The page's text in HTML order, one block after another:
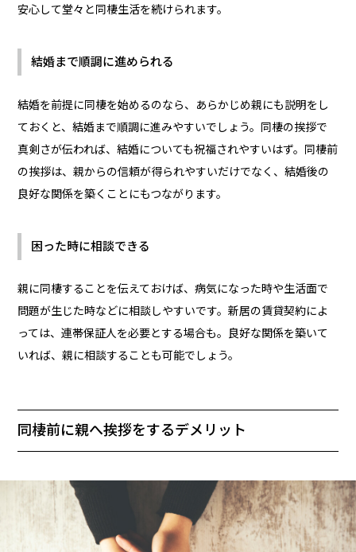
安心して堂々と同棲生活を続けられます。
結婚まで順調に進められる
結婚を前提に同棲を始めるのなら、あらかじめ親にも説明をし
ておくと、結婚まで順調に進みやすいでしょう。同棲の挨拶で
真剣さが伝われば、結婚についても祝福されやすいはず。同棲前
の挨拶は、親からの信頼が得られやすいだけでなく、結婚後の
良好な関係を築くことにもつながります。
困った時に相談できる
親に同棲することを伝えておけば、病気になった時や生活面で
問題が生じた時などに相談しやすいです。新居の賃貸契約によ
っては、連帯保証人を必要とする場合も。良好な関係を築いて
いれば、親に相談することも可能でしょう。
同棲前に親へ挨拶をするデメリット